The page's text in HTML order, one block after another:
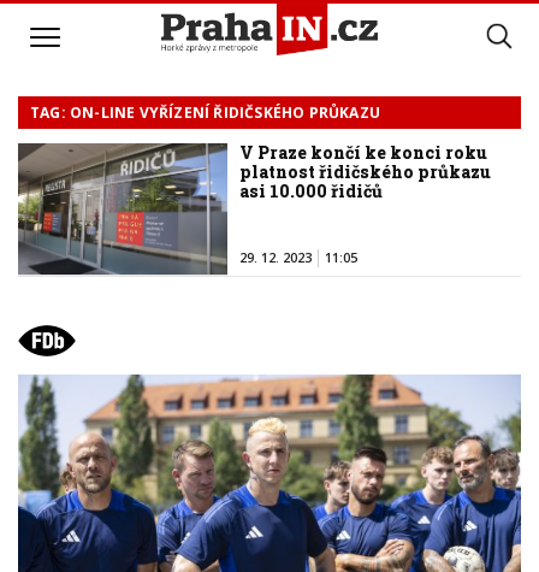
TAG: ON-LINE VYŘÍZENÍ ŘIDIČSKÉHO PRŮKAZU
V Praze končí ke konci roku
platnost řidičského průkazu
asi 10.000 řidičů
29. 12. 2023 11:05